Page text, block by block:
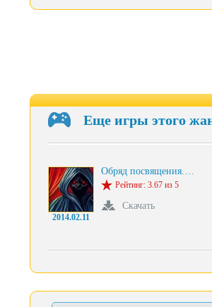
Еще игры этого
2014.02.11
Обряд посвящения.…
Рейтинг: 3.67 из 5
Скачать